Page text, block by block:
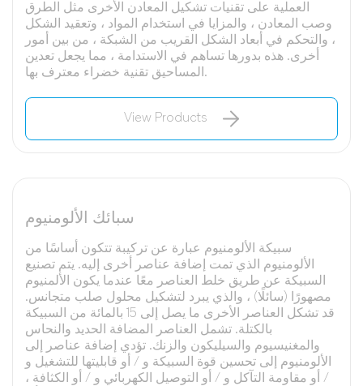
العملية على تقنيات تشكيل المعادن الأخرى مثل الطرق
وصب المعادن ، والمزايا في استخدام المواد ، وتعقيد الشكل
، والتحكم في أبعاد الشكل القريب من الشبكة ، من بين أمور
أخرى. هذه بدورها تساهم في الاستدامة ، مما يجعل تعدين
المساحيق تقنية خضراء معترف بها.
View Products
سبائك الألومنيوم
سبيكة الألومنيوم عبارة عن تركيبة تتكون أساسًا من
الألومنيوم الذي تمت إضافة عناصر أخرى إليه. يتم تصنيع
السبيكة عن طريق خلط العناصر معًا عندما يكون الألمنيوم
مصهورًا (سائلًا) ، والذي يبرد لتشكيل محلول صلب متجانس.
قد تشكل العناصر الأخرى ما يصل إلى 15 بالمائة من السبيكة
بالكتلة. تشمل العناصر المضافة الحديد والنحاس
والمغنيسيوم والسيليكون والزنك. تؤدي إضافة عناصر إلى
الألومنيوم إلى تحسين قوة السبيكة و / أو قابليتها للتشغيل و
/ أو مقاومة التآكل و / أو التوصيل الكهربائي و / أو الكثافة ،